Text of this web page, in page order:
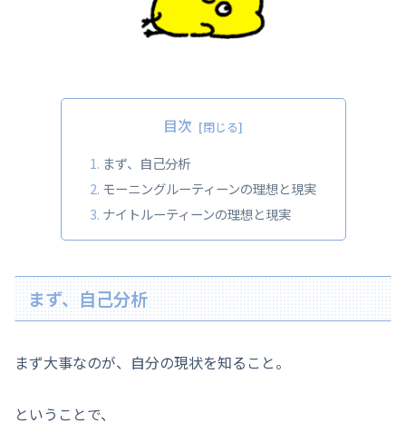
目次
まず、自己分析
モーニングルーティーンの理想と現実
ナイトルーティーンの理想と現実
まず、自己分析
まず大事なのが、自分の現状を知ること。
ということで、